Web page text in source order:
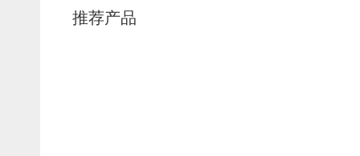
推荐产品